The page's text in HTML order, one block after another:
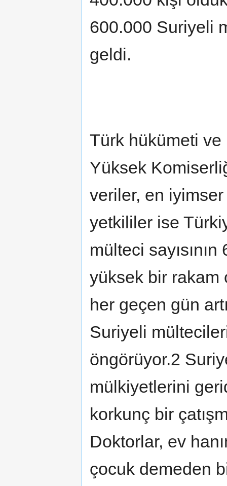
600.000 Suriyeli
geldi.
Türk hükümeti
Yüksek
veriler, en
yetkililer ise
mülteci
yüksek bir rakam
her geçen gün
Suriyeli
öngörüyor.2
mülkiyetlerini
korkunç bir
Doktorlar, ev
çocuk demeden